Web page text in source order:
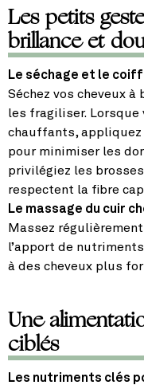
Les petits
brillance et
Le séchage et le
Séchez vos cheveux
les fragiliser.
chauffants,
pour minimiser les
privilégiez les
respectent la fibre
Le massage du cuir
Massez
l’apport de
à des cheveux plus
Une
ciblés
Les nutriments clés